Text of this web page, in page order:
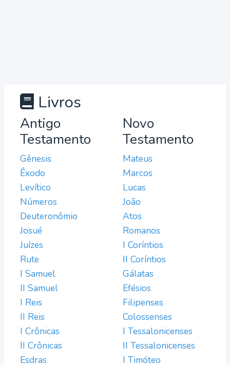
Livros
Antigo
Testamento
Gênesis
Êxodo
Levítico
Números
Deuteronômio
Josué
Juízes
Rute
I Samuel
II Samuel
I Reis
II Reis
I Crônicas
II Crônicas
Esdras
Novo
Testamento
Mateus
Marcos
Lucas
João
Atos
Romanos
I Coríntios
II Coríntios
Gálatas
Efésios
Filipenses
Colossenses
I Tessalonicenses
II Tessalonicenses
I Timóteo